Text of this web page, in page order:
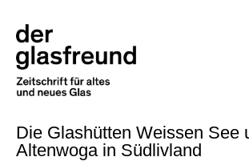
Die Glashütten Weissen See
Altenwoga in Südlivland